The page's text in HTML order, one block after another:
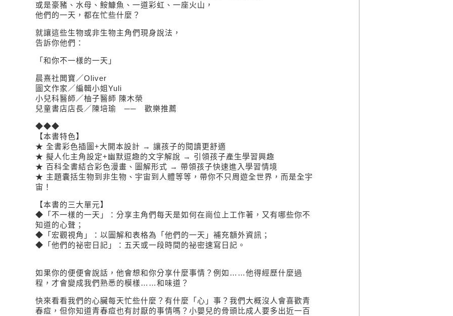
或是豪豬、水母、鮟鱇魚、一道彩虹、一座火山，
他們的一天，都在忙些什麼？
就讓這些生物或非生物主角們現身說法，
告訴你他們：
「和你不一樣的一天」
晨熹社闆寶／Oliver
圖文作家／編輯小姐Yuli
小兒科醫師／柚子醫師 陳木榮
兒童書店店長／陳培瑜 ── 歡樂推薦
◆◆◆
【本書特色】
★ 全書彩色插圖+大開本設計 → 讓孩子的閱讀更舒適
★ 擬人化主角設定+幽默逗趣的文字解說 → 引領孩子產生學習興趣
★ 百科全書結合彩色漫畫、圖解形式 → 帶領孩子快速進入學習情境
★ 主題囊括生物到非生物、宇宙到人體等等，帶你不只周遊全世界，而是全宇
宙！
【本書的三大單元】
◆「不一樣的一天」：分享主角們每天是如何在崗位上工作著，又有哪些你不
知道的心聲；
◆「宏觀視角」：以圖解和表格為「他們的一天」補充額外資訊；
◆「他們的祕密日記」：五天或一段時間的祕密速寫日記。
如果你的便便會說話，他會想和你分享什麼事情？例如……他得經歷什麼過
程，才會變成我們熟悉的模樣……和味道？
快來看看我們的心臟每天忙些什麼？有什麼「心」事？我們大概沒人會喜歡青
春痘，但你知道青春痘也有討厭的事情嗎？小嬰兒的骨頭比成人要多出近一百